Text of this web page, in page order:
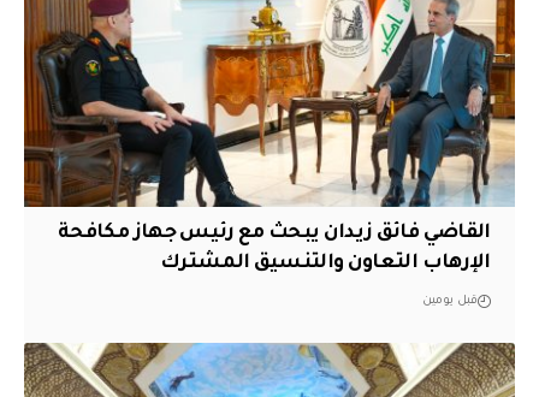
القاضي فائق زيدان يبحث مع رئيس جهاز مكافحة
الإرهاب التعاون والتنسيق المشترك
قبل يومين